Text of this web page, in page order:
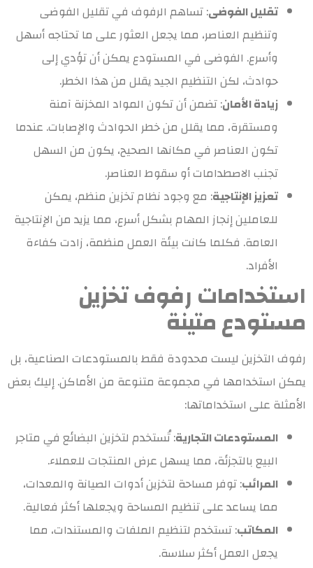
تقليل الفوضى: تساهم الرفوف في تقليل الفوضى
وتنظيم العناصر، مما يجعل العثور على ما تحتاجه أسهل
وأسرع. الفوضى في المستودع يمكن أن تؤدي إلى
حوادث، لكن التنظيم الجيد يقلل من هذا الخطر.
زيادة الأمان: تضمن أن تكون المواد المخزنة آمنة
ومستقرة، مما يقلل من خطر الحوادث والإصابات. عندما
تكون العناصر في مكانها الصحيح، يكون من السهل
تجنب الاصطدامات أو سقوط العناصر.
تعزيز الإنتاجية: مع وجود نظام تخزين منظم، يمكن
للعاملين إنجاز المهام بشكل أسرع، مما يزيد من الإنتاجية
العامة. فكلما كانت بيئة العمل منظمة، زادت كفاءة
الأفراد.
استخدامات رفوف تخزين
مستودع متينة
رفوف التخزين ليست محدودة فقط بالمستودعات الصناعية، بل
يمكن استخدامها في مجموعة متنوعة من الأماكن. إليك بعض
الأمثلة على استخداماتها:
المستودعات التجارية: تُستخدم لتخزين البضائع في متاجر
البيع بالتجزئة، مما يسهل عرض المنتجات للعملاء.
المرائب: توفر مساحة لتخزين أدوات الصيانة والمعدات،
مما يساعد على تنظيم المساحة ويجعلها أكثر فعالية.
المكاتب: تستخدم لتنظيم الملفات والمستندات، مما
يجعل العمل أكثر سلاسة.